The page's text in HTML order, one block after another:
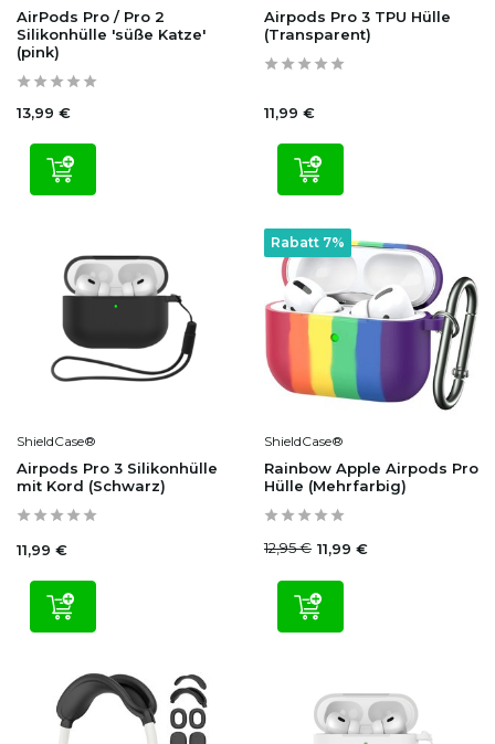
AirPods Pro / Pro 2
Silikonhülle 'süße Katze'
(pink)
13,99 €
Airpods Pro 3 TPU Hülle
(Transparent)
11,99 €
ShieldCase®
Airpods Pro 3 Silikonhülle
mit Kord (Schwarz)
11,99 €
Rabatt 7%
ShieldCase®
Rainbow Apple Airpods Pro
Hülle (Mehrfarbig)
12,95 € 11,99 €